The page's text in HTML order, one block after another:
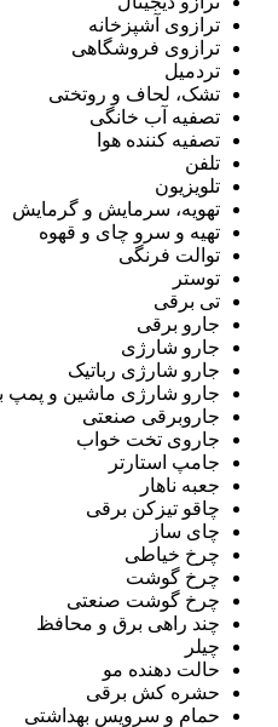
ترازوی آشپزخانه
ترازوی فروشگاهی
تردمیل
تشک، لحاف و روتختی
تصفیه آب خانگی
تصفیه کننده هوا
تلفن
تلویزیون
تهویه، سرمایش و گرمایش
تهیه و سرو چای و قهوه
توالت فرنگی
توستر
تی برقی
جارو برقی
جارو شارژی
جارو شارژی رباتیک
جارو شارژی ماشین و پمپ
جاروبرقی صنعتی
جاروی تخت خواب
جامپ استارتر
جعبه ناهار
چاقو تیزکن برقی
چای ساز
چرخ خیاطی
چرخ گوشت
چرخ گوشت صنعتی
چند راهی برق و محافظ
چیلر
حالت دهنده مو
حشره کش برقی
حمام و سرویس بهداشتی